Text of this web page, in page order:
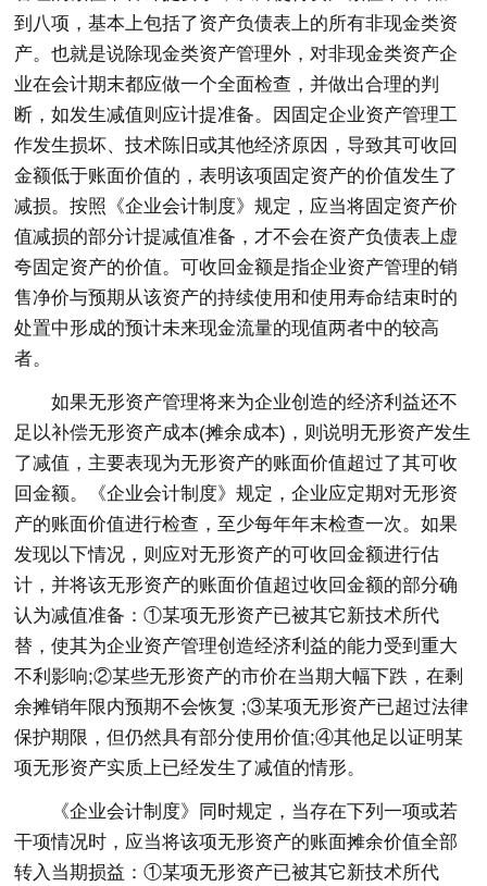
到八项，基本上包括了资产负债表上的所有非现金类资
产。也就是说除现金类资产管理外，对非现金类资产企
业在会计期末都应做一个全面检查，并做出合理的判
断，如发生减值则应计提准备。因固定企业资产管理工
作发生损坏、技术陈旧或其他经济原因，导致其可收回
金额低于账面价值的，表明该项固定资产的价值发生了
减损。按照《企业会计制度》规定，应当将固定资产价
值减损的部分计提减值准备，才不会在资产负债表上虚
夸固定资产的价值。可收回金额是指企业资产管理的销
售净价与预期从该资产的持续使用和使用寿命结束时的
处置中形成的预计未来现金流量的现值两者中的较高
者。
如果无形资产管理将来为企业创造的经济利益还不
足以补偿无形资产成本(摊余成本)，则说明无形资产发生
了减值，主要表现为无形资产的账面价值超过了其可收
回金额。《企业会计制度》规定，企业应定期对无形资
产的账面价值进行检查，至少每年年末检查一次。如果
发现以下情况，则应对无形资产的可收回金额进行估
计，并将该无形资产的账面价值超过收回金额的部分确
认为减值准备：①某项无形资产已被其它新技术所代
替，使其为企业资产管理创造经济利益的能力受到重大
不利影响;②某些无形资产的市价在当期大幅下跌，在剩
余摊销年限内预期不会恢复 ;③某项无形资产已超过法律
保护期限，但仍然具有部分使用价值;④其他足以证明某
项无形资产实质上已经发生了减值的情形。
《企业会计制度》同时规定，当存在下列一项或若
干项情况时，应当将该项无形资产的账面摊余价值全部
转入当期损益：①某项无形资产已被其它新技术所代